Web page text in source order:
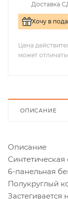
Доставка
Хочу в
Цена
может
ОПИСАНИЕ
Описание
Синтетическая
6-панельная
Полукруглый